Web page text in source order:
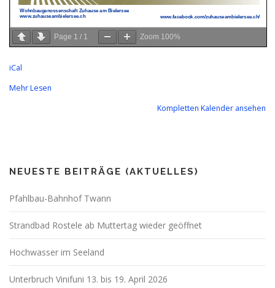
Page 1 / 1 Zoom 100%
iCal
Mehr Lesen
Kompletten Kalender ansehen
NEUESTE BEITRÄGE (AKTUELLES)
Pfahlbau-Bahnhof Twann
Strandbad Rostele ab Muttertag wieder geöffnet
Hochwasser im Seeland
Unterbruch Vinifuni 13. bis 19. April 2026